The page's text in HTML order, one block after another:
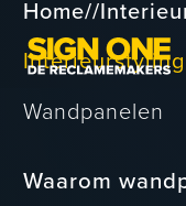
Home//
Interieurstyling
Wandpanelen
Waarom